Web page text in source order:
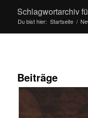
Schlagwortarchiv
Du bist hier: Startseite /
Beiträge